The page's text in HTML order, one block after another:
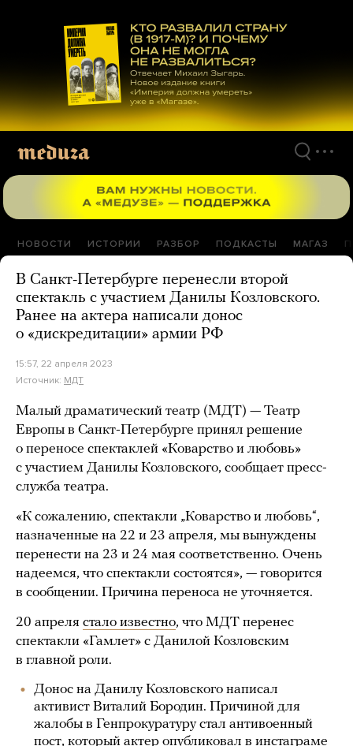
материалам
НОВОСТИ ИСТОРИИ РАЗБОР ПОДКАСТЫ МАГАЗ
В Санкт-Петербурге перенесли второй
спектакль с участием Данилы Козловского.
Ранее на актера написали донос
о «дискредитации» армии РФ
15:57, 22 апреля 2023
Источник: МДТ
Малый драматический театр (МДТ) — Театр
Европы в Санкт-Петербурге принял решение
о переносе спектаклей «Коварство и любовь»
с участием Данилы Козловского, сообщает пресс-
служба театра.
«К сожалению, спектакли „Коварство и любовь“,
назначенные на 22 и 23 апреля, мы вынуждены
перенести на 23 и 24 мая соответственно. Очень
надеемся, что спектакли состоятся», — говорится
в сообщении. Причина переноса не уточняется.
20 апреля стало известно, что МДТ перенес
спектакли «Гамлет» с Данилой Козловским
в главной роли.
Донос на Данилу Козловского написал
активист Виталий Бородин. Причиной для
жалобы в Генпрокуратуру стал антивоенный
пост, который актер опубликовал в инстаграме